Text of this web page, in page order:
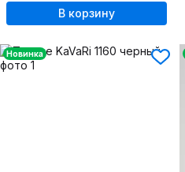
В корзину
Новинка